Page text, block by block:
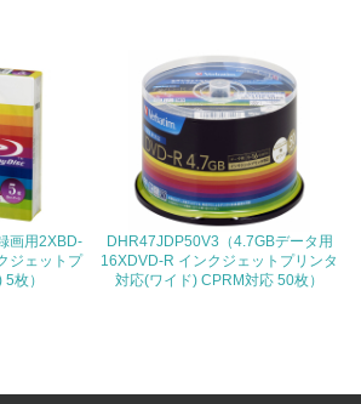
だけ小さい物流を行っている
用していない）
及び外部（大気・水・土壌）への
を行っている
を立てている
画用2XBD-
ジェットプ
枚）
DHR47JDP50V3（4.7GBデータ用
16XDVD-R インクジェットプリンタ
対応(ワイド) CPRM対応 50枚）